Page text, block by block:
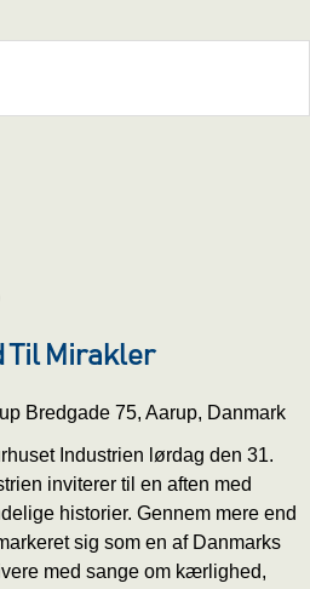
Til Mirakler
Bredgade 75, Aarup, Danmark
Industrien lørdag den 31.
inviterer til en aften med
historier. Gennem mere end
sig som en af Danmarks
med sange om kærlighed,